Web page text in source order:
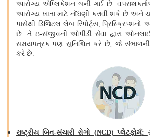
આરોગ્ય એપ્લિકેશન બની ગઈ છે.
આરોગ્ય ખાતા માટે નોંધણી કરાવી શકે છે અને
પાસેથી ડિજિટલ લેબ રિપોર્ટ્સ,
છે. તે ઇ-સંજીવની ઓપીડી સેવા દ્વારા
સમયપત્રક પણ સુનિશ્ચિત કરે છે, જે સંભાળની
કરે છે.
રાષ્ટ્રીય બિન-સંચારી રોગો (NCD) પ્લેટફોર્મ: